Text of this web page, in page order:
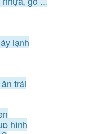
lạnh
trái
hình